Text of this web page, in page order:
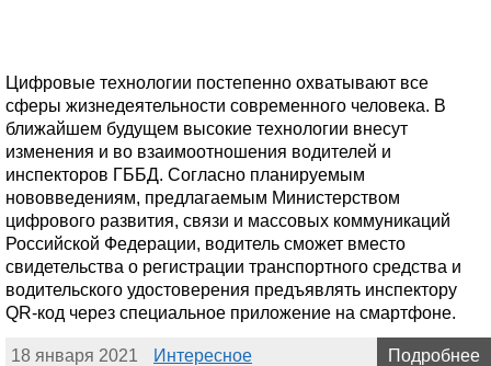
Цифровые технологии постепенно охватывают все
сферы жизнедеятельности современного человека. В
ближайшем будущем высокие технологии внесут
изменения и во взаимоотношения водителей и
инспекторов ГББД. Согласно планируемым
нововведениям, предлагаемым Министерством
цифрового развития, связи и массовых коммуникаций
Российской Федерации, водитель сможет вместо
свидетельства о регистрации транспортного средства и
водительского удостоверения предъявлять инспектору
QR-код через специальное приложение на смартфоне.
18 января 2021 Интересное Подробнее